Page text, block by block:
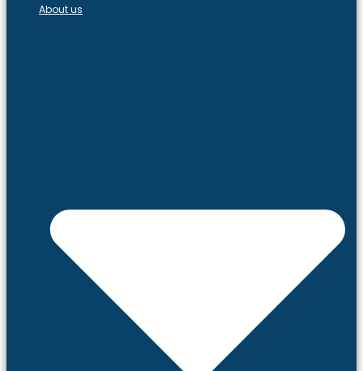
About us